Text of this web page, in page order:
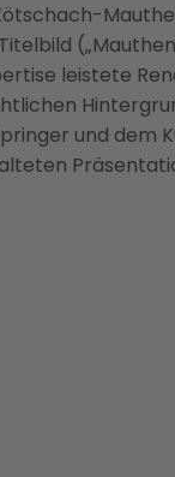
leistete
und dem